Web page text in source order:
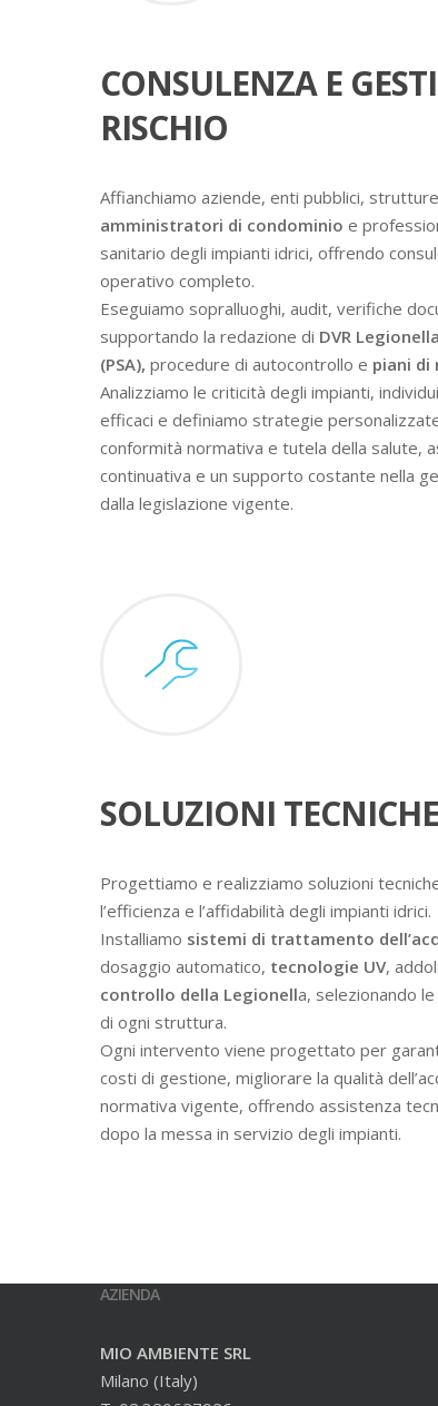
CONSULENZA E
RISCHIO
Affianchiamo aziende, enti pubblici,
amministratori di condominio e
sanitario degli impianti idrici, offrendo
operativo completo.
Eseguiamo sopralluoghi, audit, verifiche
supportando la redazione di DVR Legionella
(PSA), procedure di autocontrollo e piani
Analizziamo le criticità degli impianti,
efficaci e definiamo strategie
conformità normativa e tutela della salute,
continuativa e un supporto costante nella
dalla legislazione vigente.
SOLUZIONI TECNICHE
Progettiamo e realizziamo soluzioni
l’efficienza e l’affidabilità degli impianti idrici.
Installiamo sistemi di trattamento
dosaggio automatico, tecnologie UV,
controllo della Legionella, selezionando
di ogni struttura.
Ogni intervento viene progettato per
costi di gestione, migliorare la qualità
normativa vigente, offrendo assistenza
dopo la messa in servizio degli impianti.
AZIENDA
MIO AMBIENTE SRL
Milano (Italy)